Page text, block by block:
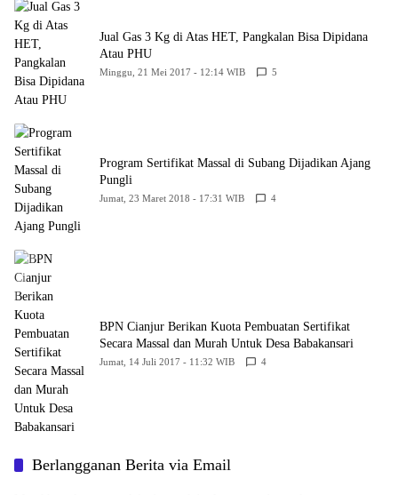
Jual Gas 3 Kg di Atas HET, Pangkalan Bisa Dipidana
Atau PHU
Minggu, 21 Mei 2017 - 12:14 WIB 5
Program Sertifikat Massal di Subang Dijadikan Ajang
Pungli
Jumat, 23 Maret 2018 - 17:31 WIB 4
BPN Cianjur Berikan Kuota Pembuatan Sertifikat
Secara Massal dan Murah Untuk Desa Babakansari
Jumat, 14 Juli 2017 - 11:32 WIB 4
Berlangganan Berita via Email